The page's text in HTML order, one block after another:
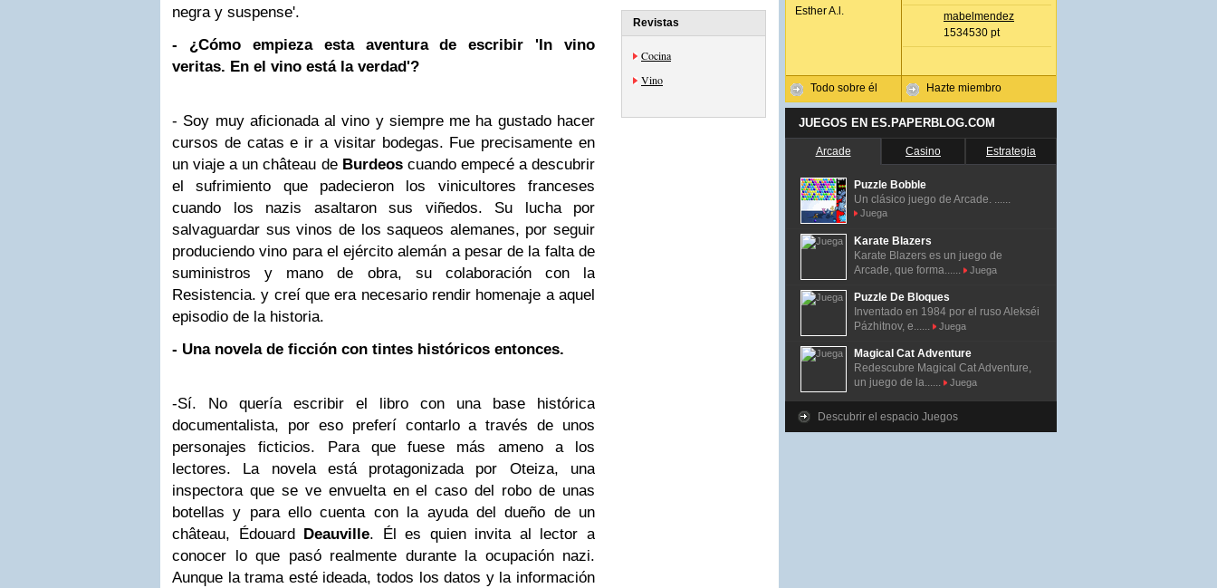
negra y suspense'.
- ¿Cómo empieza esta aventura de escribir 'In vino
veritas. En el vino está la verdad'?
- Soy muy aficionada al vino y siempre me ha gustado hacer
cursos de catas e ir a visitar bodegas. Fue precisamente en
un viaje a un château de Burdeoscuando empecé a descubrir
el sufrimiento que padecieron los vinicultores franceses
cuando los nazis asaltaron sus viñedos. Su lucha por
salvaguardar sus vinos de los saqueos alemanes, por seguir
produciendo vino para el ejército alemán a pesar de la falta de
suministros y mano de obra, su colaboración con la
Resistencia. y creí que era necesario rendir homenaje a aquel
episodio de la historia.
- Una novela de ficción con tintes históricos entonces.
-Sí. No quería escribir el libro con una base histórica
documentalista, por eso preferí contarlo a través de unos
personajes ficticios. Para que fuese más ameno a los
lectores. La novela está protagonizada por Oteiza, una
inspectora que se ve envuelta en el caso del robo de unas
botellas y para ello cuenta con la ayuda del dueño de un
château, Édouard Deauville. Él es quien invita al lector a
conocer lo que pasó realmente durante la ocupación nazi.
Aunque la trama esté ideada, todos los datos y la información
Revistas
Cocina
Vino
Esther A.l.
Todo sobre él
mabelmendez
1534530 pt
Hazte miembro
JUEGOS EN ES.PAPERBLOG.COM
Arcade Casino Estrategia
Puzzle Bobble
Un clásico juego de Arcade. ......
Juega
Karate Blazers
Karate Blazers es un juego de
Arcade, que forma......
Juega
Puzzle De Bloques
Inventado en 1984 por el ruso Alekséi
Pázhitnov, e......
Juega
Magical Cat Adventure
Redescubre Magical Cat Adventure,
un juego de la......
Juega
Descubrir el espacio Juegos